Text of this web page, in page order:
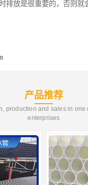
排放是很重要的，否则就
产品推荐
production and sales in one
enterprises